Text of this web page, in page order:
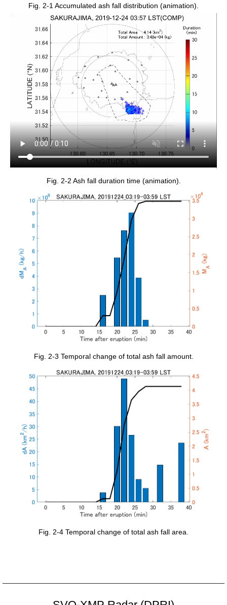
Fig. 2-1 Accumulated ash fall distribution (animation).
Fig. 2-2 Ash fall duration time (animation).
Fig. 2-3 Temporal change of total ash fall amount.
Fig. 2-4 Temporal change of total ash fall area.